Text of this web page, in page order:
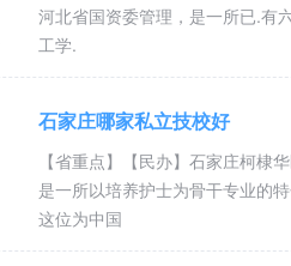
河北省国资委管理，是一所已.有
工学.
石家庄哪家私立技校好
【省重点】【民办】石家庄柯棣
是一所以培养护士为骨干专业的
这位为中国